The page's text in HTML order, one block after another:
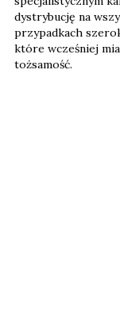
dystrybucję na
przypadkach
które wcześniej
tożsamość.